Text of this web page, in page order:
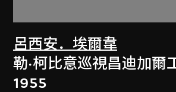
呂西安．埃爾韋
勒·柯比意巡視昌迪加爾
1955